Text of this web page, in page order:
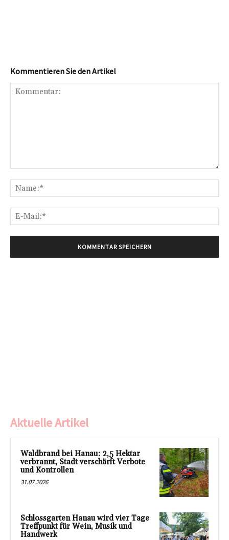
Kommentieren Sie den Artikel
Aktuelle Artikel
Waldbrand bei Hanau: 2,5 Hektar
verbrannt, Stadt verschärft Verbote
und Kontrollen
31.07.2026
Schlossgarten Hanau wird vier Tage
Treffpunkt für Wein, Musik und
Handwerk